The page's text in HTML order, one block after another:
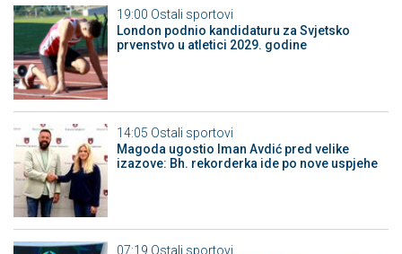
19:00 Ostali sportovi
London podnio kandidaturu za Svjetsko
prvenstvo u atletici 2029. godine
14:05 Ostali sportovi
Magoda ugostio Iman Avdić pred velike
izazove: Bh. rekorderka ide po nove uspjehe
07:19 Ostali sportovi